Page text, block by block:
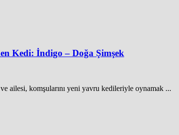
Kedi: İndigo – Doğa Şimşek
ailesi, komşularını yeni yavru kedileriyle oynamak ...